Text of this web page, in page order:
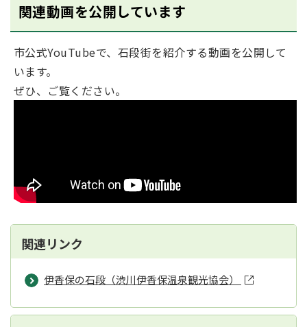
関連動画を公開しています
市公式YouTubeで、石段街を紹介する動画を公開して
います。
ぜひ、ご覧ください。
関連リンク
伊香保の石段（渋川伊香保温泉観光協会）